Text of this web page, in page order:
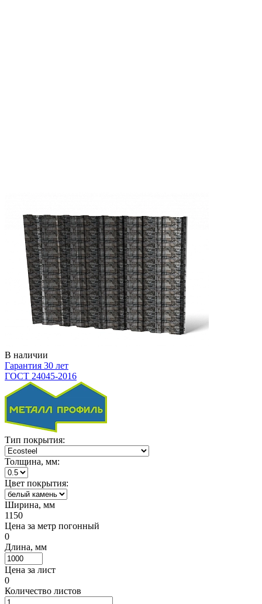
В наличии
Гарантия 30 лет
ГОСТ 24045-2016
Тип покрытия:
Толщина, мм:
Цвет покрытия:
Ширина, мм
1150
Цена за метр погонный
0
Длина, мм
Цена за лист
0
Количество листов